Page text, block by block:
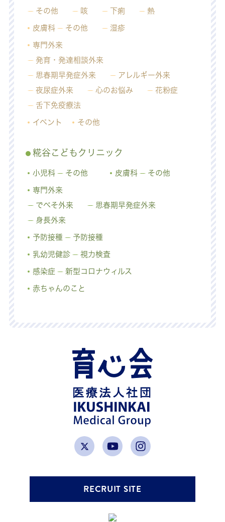
その他
咳 下痢 熱
皮膚科 その他 湿疹
専門外来
発育・発達相談外来
思春期早発症外来
アレルギー外来
夜尿症外来
心のお悩み
花粉症
舌下免疫療法
イベント その他
糀谷こどもクリニック
小児科 その他 皮膚科 その他
専門外来
でべそ外来
思春期早発症外来
身長外来
予防接種 予防接種
乳幼児健診 視力検査
感染症 新型コロナウィルス
赤ちゃんのこと
RECRUIT SITE